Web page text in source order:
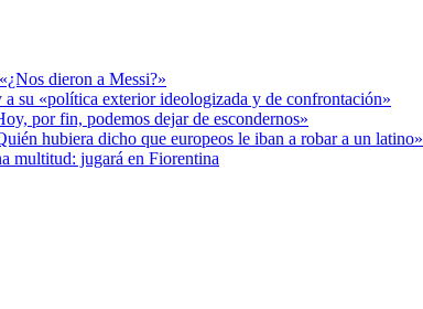
dieron a Messi?»
su «política exterior ideologizada y de confrontación»
por fin, podemos dejar de escondernos»
hubiera dicho que europeos le iban a robar a un latino»
multitud: jugará en Fiorentina